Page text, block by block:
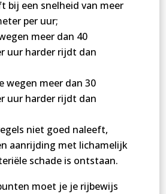
bij een snelheid van meer
per uur;
meer dan 40
uur harder rijdt dan
wegen meer dan 30
uur harder rijdt dan
niet goed naleeft,
aanrijding met lichamelijk
schade is ontstaan.
moet je je rijbewijs